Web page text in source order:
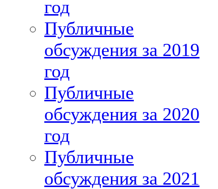
год
Публичные
обсуждения за 2019
год
Публичные
обсуждения за 2020
год
Публичные
обсуждения за 2021